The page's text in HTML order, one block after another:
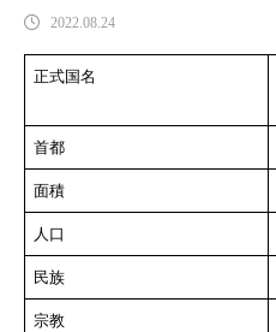
2022.08.24
正式国名
首都
面積
人口
民族
宗教